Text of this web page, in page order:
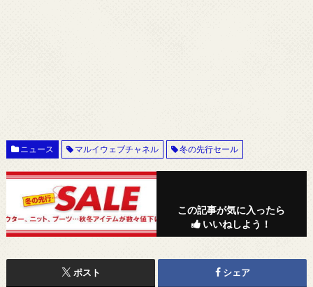
ニュース マルイウェブチャネル 冬の先行セール
この記事が気に入ったら
いいねしよう！
ポスト シェア